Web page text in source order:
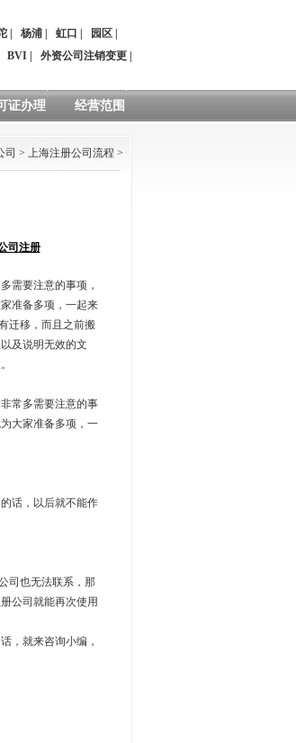
杨浦 虹口 园区
BVI 外资公司注销变更
证办理 经营范围
司 > 上海注册公司流程 >
司注册
需要注意的事项，
准备多项，一起来
迁移，而且之前搬
及说明无效的文
常多需要注意的事
大家准备多项，一
话，以后就不能作
司也无法联系，那
公司就能再次使用
，就来咨询小编，